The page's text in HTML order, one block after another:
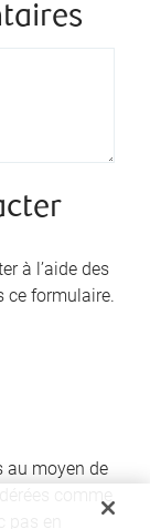
à l’aide des
ce formulaire.
au moyen de